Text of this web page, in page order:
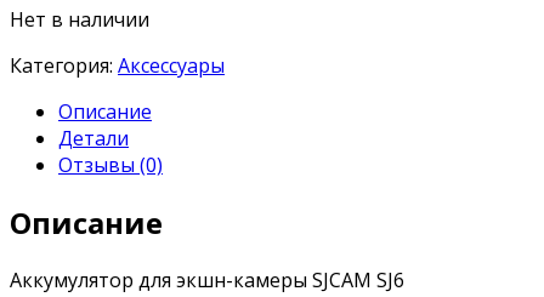
Нет в наличии
Категория: Аксессуары
Описание
Детали
Отзывы (0)
Описание
Аккумулятор для экшн-камеры SJCAM SJ6